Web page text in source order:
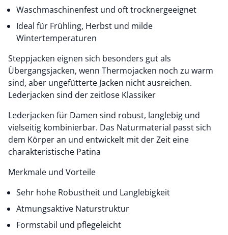
Waschmaschinenfest und oft trocknergeeignet
Ideal für Frühling, Herbst und milde
Wintertemperaturen
Steppjacken eignen sich besonders gut als
Übergangsjacken, wenn Thermojacken noch zu warm
sind, aber ungefütterte Jacken nicht ausreichen.
Lederjacken sind der zeitlose Klassiker
Lederjacken für Damen sind robust, langlebig und
vielseitig kombinierbar. Das Naturmaterial passt sich
dem Körper an und entwickelt mit der Zeit eine
charakteristische Patina
Merkmale und Vorteile
Sehr hohe Robustheit und Langlebigkeit
Atmungsaktive Naturstruktur
Formstabil und pflegeleicht